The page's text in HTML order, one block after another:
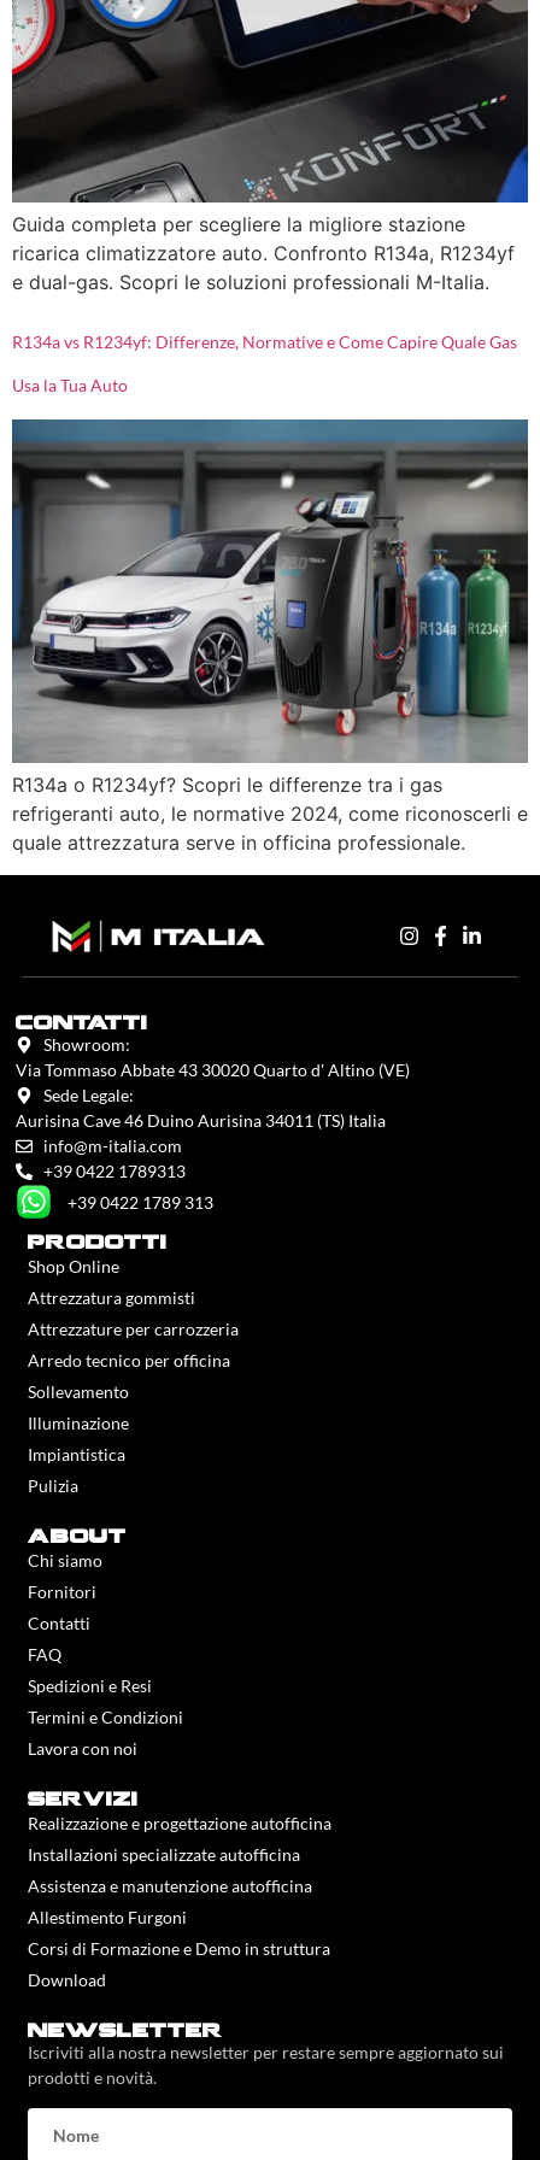
Guida completa per scegliere la migliore stazione
ricarica climatizzatore auto. Confronto R134a, R1234yf
e dual-gas. Scopri le soluzioni professionali M-Italia.
R134a vs R1234yf: Differenze, Normative e Come Capire Quale Gas
Usa la Tua Auto
R134a o R1234yf? Scopri le differenze tra i gas
refrigeranti auto, le normative 2024, come riconoscerli e
quale attrezzatura serve in officina professionale.
contatti
Showroom:
Via Tommaso Abbate 43 30020 Quarto d' Altino (VE)
Sede Legale:
Aurisina Cave 46 Duino Aurisina 34011 (TS) Italia
info@m-italia.com
+39 0422 1789313
+39 0422 1789 313
prodotti
Shop Online
Attrezzatura gommisti
Attrezzature per carrozzeria
Arredo tecnico per officina
Sollevamento
Illuminazione
Impiantistica
Pulizia
about
Chi siamo
Fornitori
Contatti
FAQ
Spedizioni e Resi
Termini e Condizioni
Lavora con noi
servizi
Realizzazione e progettazione autofficina
Installazioni specializzate autofficina
Assistenza e manutenzione autofficina
Allestimento Furgoni
Corsi di Formazione e Demo in struttura
Download
newsletter
Iscriviti alla nostra newsletter per restare sempre aggiornato sui
prodotti e novità.